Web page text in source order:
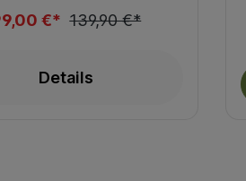
€* 139,90 €*
Details